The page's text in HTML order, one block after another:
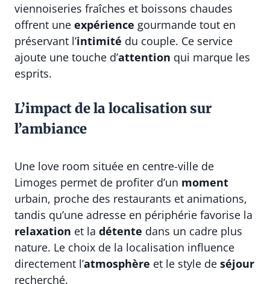
viennoiseries fraîches et boissons chaudes
offrent une expérience gourmande tout en
préservant l’intimité du couple. Ce service
ajoute une touche d’attention qui marque les
esprits.
L’impact de la localisation sur
l’ambiance
Une love room située en centre-ville de
Limoges permet de profiter d’un moment
urbain, proche des restaurants et animations,
tandis qu’une adresse en périphérie favorise la
relaxation et la détente dans un cadre plus
nature. Le choix de la localisation influence
directement l’atmosphère et le style de séjour
recherché.